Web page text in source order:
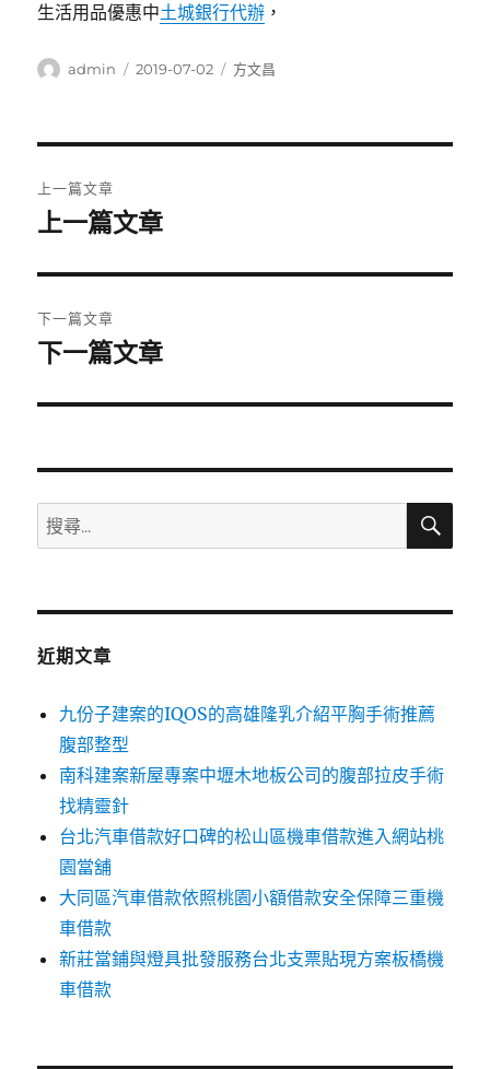
生活用品優惠中土城銀行代辦 ，
作
admin
發
2019-07-02
分
方文昌
章
覽
上一篇文章
上
篇
文
章:
上一篇文章
下一篇文章
下
篇
章:
下一篇文章
搜
尋
鍵
搜
近期文章
九份子建案的IQOS的高雄隆乳介紹平胸手術推薦
腹部整型
南科建案新屋專案中壢木地板公司的腹部拉皮手術
找精靈針
台北汽車借款好口碑的松山區機車借款進入網站桃
園當舖
大同區汽車借款依照桃園小額借款安全保障三重機
車借款
新莊當鋪與燈具批發服務台北支票貼現方案板橋機
車借款